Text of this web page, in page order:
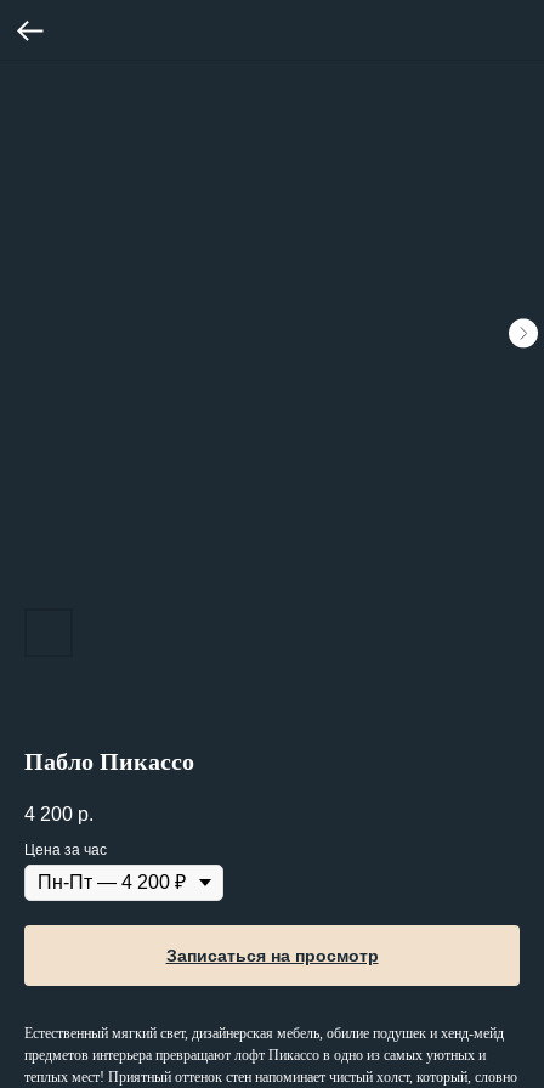
Пабло Пикассо
4 200 р.
Цена за час
Записаться на просмотр
Естественный мягкий свет, дизайнерская мебель, обилие подушек и хенд-мейд
предметов интерьера превращают лофт Пикассо в одно из самых уютных и
теплых мест! Приятный оттенок стен напоминает чистый холст, который, словно